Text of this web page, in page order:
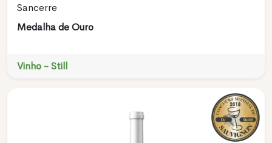
Sancerre
Medalha de Ouro
Vinho - Still